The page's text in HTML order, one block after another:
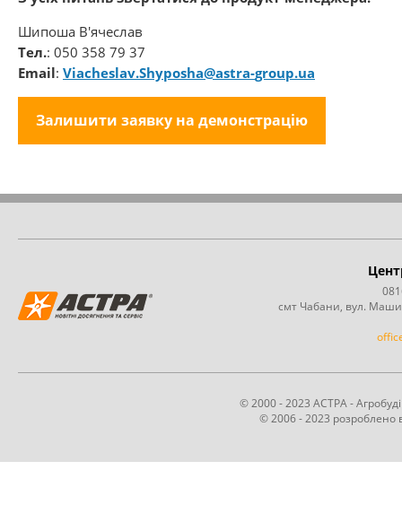
Шипоша В'ячеслав
Тел.: 050 358 79 37
Email: Viacheslav.Shyposha@astra-group.ua
Залишити заявку на демонстрацію
смт Чабани, вул.
© 2000 - 2023 АСТРА -
© 2006 - 2023 розроблено в